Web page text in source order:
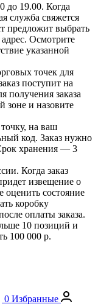
до 19.00. Когда
служба свяжется
предложит выбрать
Осмотрите
указанной
точек для
поступит на
получения заказа
зоне и назовите
на ваш
код. Заказ нужно
хранения — 3
Когда заказ
извещение о
состояние
коробку
оплаты заказа.
10 позиций и
100 000 р.
0 Избранные